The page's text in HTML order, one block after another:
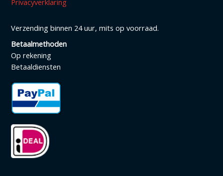
Verzending binnen 24 uur, mits op voorraad.
Betaalmethoden
Op rekening
Betaaldiensten